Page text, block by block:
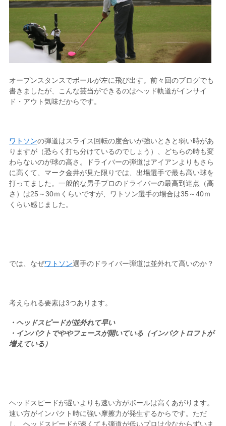
オープンスタンスでボールが左に飛び出す。前々回のブログでも
書きましたが、こんな芸当ができるのはヘッド軌道がインサイ
ド・アウト気味だからです。
ワトソンの弾道はスライス回転の度合いが強いときと弱い時があ
りますが（恐らく打ち分けているのでしょう）、どちらの時も変
わらないのが球の高さ。ドライバーの弾道はアイアンよりもさら
に高くて、マーク金井が見た限りでは、出場選手で最も高い球を
打ってました。一般的な男子プロのドライバーの最高到達点（高
さ）は25～30ｍくらいですが、ワトソン選手の場合は35～40ｍ
くらい感じました。
では、なぜワトソン選手のドライバー弾道は並外れて高いのか？
考えられる要素は3つあります。
・ヘッドスピードが並外れて早い
・インパクトでややフェースが開いている（インパクトロフトが
増えている）
ヘッドスピードが遅いよりも速い方がボールは高くあがります。
速い方がインパクト時に強い摩擦力が発生するからです。ただ
し、ヘッドスピードが速くても弾道が低いプロは少なからずいま